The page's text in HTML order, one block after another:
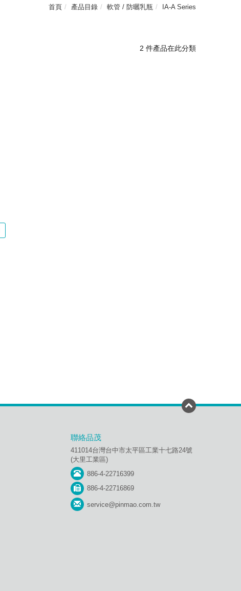
首頁 產品目錄 軟管 / 防曬乳瓶 IA-A Series
2 件產品在此分類
聯絡品茂
411014台灣台中市太平區工業十七路24號
(大里工業區)
886-4-22716399
886-4-22716869
service@pinmao.com.tw